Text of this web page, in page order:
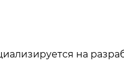
на